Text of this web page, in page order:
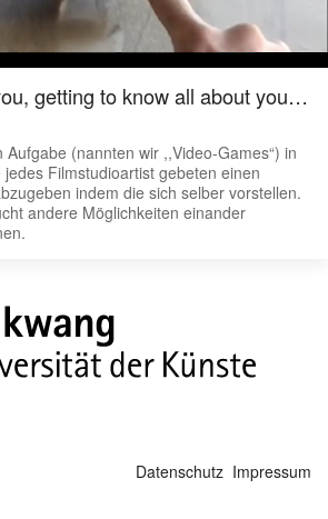
getting to know all about you…
(nannten wir ,,Video-Games“) in
Filmstudioartist gebeten einen
indem die sich selber vorstellen.
andere Möglichkeiten einander
Impressum
Datenschutz